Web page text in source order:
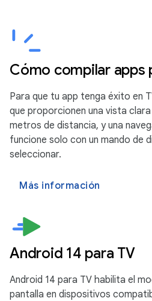
Cómo compilar apps
Para que tu app tenga éxito en
que proporcionen una vista
metros de distancia, y una
funcione solo con un mando de
seleccionar.
Más información
Android 14 para TV
Android 14 para TV habilita el
pantalla en dispositivos